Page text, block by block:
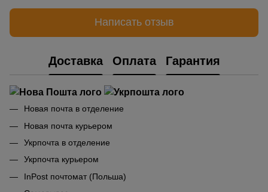
Написать отзыв
Доставка Оплата Гарантия
Новая почта в отделение
Новая почта курьером
Укрпочта в отделение
Укрпочта курьером
InPost почтомат (Польша)